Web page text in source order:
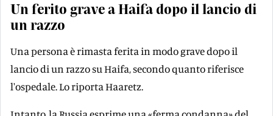
Un ferito grave a Haifa dopo il lancio di
un razzo
Una persona è rimasta ferita in modo grave dopo il
lancio di un razzo su Haifa, secondo quanto riferisce
l'ospedale. Lo riporta Haaretz.